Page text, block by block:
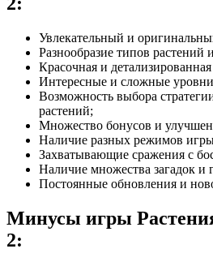
Увлекательный и
Разнообразие типов растений
Красочная и
Интересные и сложные
Возможность выбора
растений;
Множество бонусов и
Наличие разных режимов
Захватывающие сражения с
Наличие множества загадок и
Постоянные обновления и
Минусы игры
2: